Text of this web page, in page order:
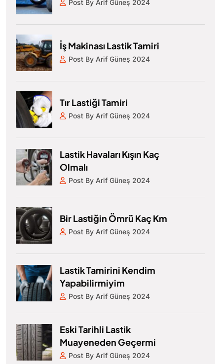
Post By Arif Güneş 2024
İş Makinası Lastik Tamiri
Post By Arif Güneş 2024
Tır Lastiği Tamiri
Post By Arif Güneş 2024
Lastik Havaları Kışın Kaç
Olmalı
Post By Arif Güneş 2024
Bir Lastiğin Ömrü Kaç Km
Post By Arif Güneş 2024
Lastik Tamirini Kendim
Yapabilirmiyim
Post By Arif Güneş 2024
Eski Tarihli Lastik
Muayeneden Geçermi
Post By Arif Güneş 2024